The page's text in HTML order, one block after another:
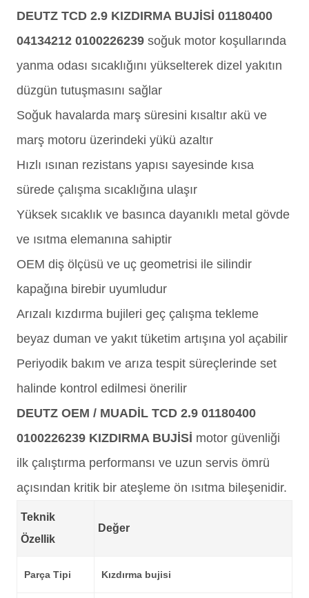
DEUTZ TCD 2.9 KIZDIRMA BUJİSİ 01180400
04134212 0100226239 soğuk motor koşullarında
yanma odası sıcaklığını yükselterek dizel yakıtın
düzgün tutuşmasını sağlar
Soğuk havalarda marş süresini kısaltır akü ve
marş motoru üzerindeki yükü azaltır
Hızlı ısınan rezistans yapısı sayesinde kısa
sürede çalışma sıcaklığına ulaşır
Yüksek sıcaklık ve basınca dayanıklı metal gövde
ve ısıtma elemanına sahiptir
OEM diş ölçüsü ve uç geometrisi ile silindir
kapağına birebir uyumludur
Arızalı kızdırma bujileri geç çalışma tekleme
beyaz duman ve yakıt tüketim artışına yol açabilir
Periyodik bakım ve arıza tespit süreçlerinde set
halinde kontrol edilmesi önerilir
DEUTZ OEM / MUADİL TCD 2.9 01180400
0100226239 KIZDIRMA BUJİSİ motor güvenliği
ilk çalıştırma performansı ve uzun servis ömrü
açısından kritik bir ateşleme ön ısıtma bileşenidir.
Teknik
Özellik
Değer
Parça Tipi Kızdırma bujisi